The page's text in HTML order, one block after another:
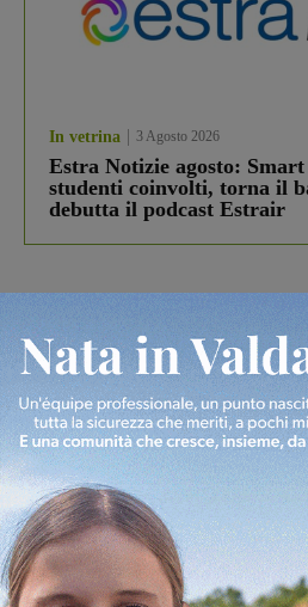
In vetrina 3 Agosto 2026
Estra Notizie agosto:
studenti coinvolti, torna il
debutta il podcast Estrair
Più lette
Figline Incisa Valdarno 1 Agosto
Piscina di Figline
Pnrr, il gruppo di Fratelli
ringraziamento al Governo”
Cronaca 4 Agosto 2026
Un anno fa la strage in A1